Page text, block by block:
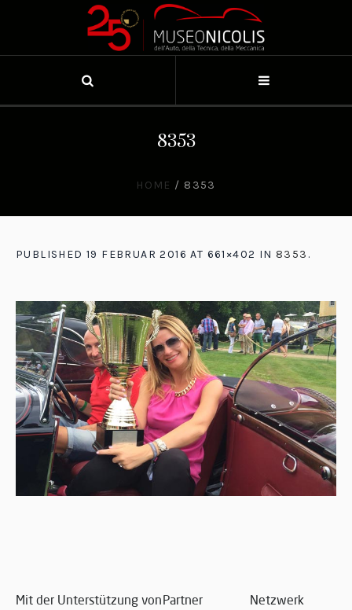
8353
HOME / 8353
PUBLISHED 19 FEBRUAR 2016 AT 661×402 IN 8353 .
Mit der Unterstützung vonPartner Netzwerk